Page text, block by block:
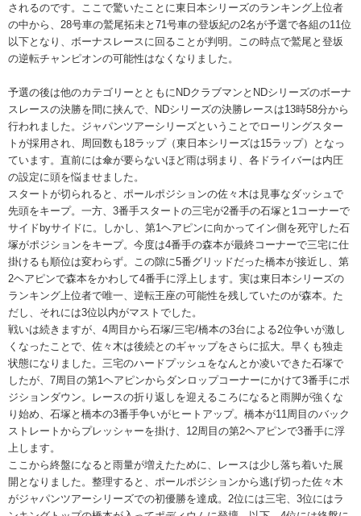
されるのです。ここで驚いたことに東日本シリーズのランキング上位者
の中から、28号車の鷲尾拓未と71号車の登坂紀の2名が予選で各組の11位
以下となり、ボーナスレースに回ることが判明。この時点で鷲尾と登坂
の逆転チャンピオンの可能性はなくなりました。
予選の後は他のカテゴリーとともにNDクラブマンとNDシリーズのボーナ
スレースの決勝を間に挟んで、NDシリーズの決勝レースは13時58分から
行われました。ジャパンツアーシリーズということでローリングスター
トが採用され、周回数も18ラップ（東日本シリーズは15ラップ）となっ
ています。直前には傘が要らないほど雨は弱まり、各ドライバーは内圧
の設定に頭を悩ませました。
スタートが切られると、ポールポジションの佐々木は見事なダッシュで
先頭をキープ。一方、3番手スタートの三宅が2番手の石塚と1コーナーで
サイドbyサイドに。しかし、第1ヘアピンに向かってイン側を死守した石
塚がポジションをキープ。今度は4番手の森本が最終コーナーで三宅に仕
掛けるも順位は変わらず。この隙に5番グリッドだった橋本が接近し、第
2ヘアピンで森本をかわして4番手に浮上します。実は東日本シリーズの
ランキング上位者で唯一、逆転王座の可能性を残していたのが森本。た
だし、それには3位以内がマストでした。
戦いは続きますが、4周目から石塚/三宅/橋本の3台による2位争いが激し
くなったことで、佐々木は後続とのギャップをさらに拡大。早くも独走
状態になりました。三宅のハードプッシュをなんとか凌いできた石塚で
したが、7周目の第1ヘアピンからダンロップコーナーにかけて3番手にポ
ジションダウン。レースの折り返しを迎えるころになると雨脚が強くな
り始め、石塚と橋本の3番手争いがヒートアップ。橋本が11周目のバック
ストレートからプレッシャーを掛け、12周目の第2ヘアピンで3番手に浮
上します。
ここから終盤になると雨量が増えたために、レースは少し落ち着いた展
開となりました。整理すると、ポールポジションから逃げ切った佐々木
がジャパンツアーシリーズでの初優勝を達成。2位には三宅、3位にはラ